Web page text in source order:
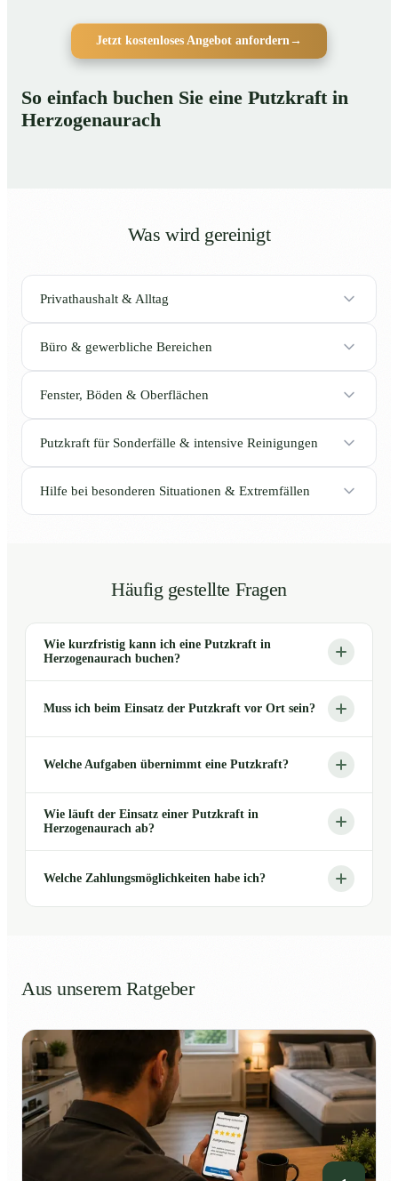
Jetzt kostenloses Angebot anfordern→
So einfach buchen Sie eine Putzkraft in
Herzogenaurach
Was wird gereinigt
Privathaushalt & Alltag
Büro & gewerbliche Bereichen
Fenster, Böden & Oberflächen
Putzkraft für Sonderfälle & intensive Reinigungen
Hilfe bei besonderen Situationen & Extremfällen
Häufig gestellte Fragen
Wie kurzfristig kann ich eine Putzkraft in
Herzogenaurach buchen?
Muss ich beim Einsatz der Putzkraft vor Ort sein?
Welche Aufgaben übernimmt eine Putzkraft?
Wie läuft der Einsatz einer Putzkraft in
Herzogenaurach ab?
Welche Zahlungsmöglichkeiten habe ich?
Aus unserem Ratgeber